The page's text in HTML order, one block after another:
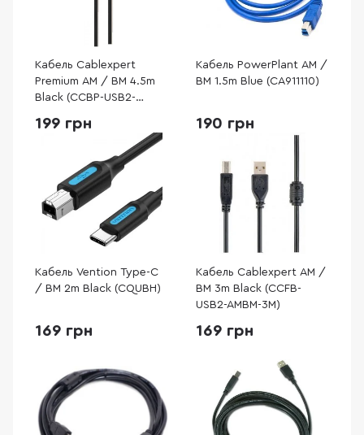
Кабель Cablexpert
Premium AM / BM 4.5m
Black (CCBP-USB2-
199 грн
Кабель PowerPlant AM /
BM 1.5m Blue (CA911110)
190 грн
Кабель Vention Type-C
/ BM 2m Black (CQUBH)
169 грн
Кабель Cablexpert AM /
BM 3m Black (CCFB-
USB2-AMBM-3M)
169 грн